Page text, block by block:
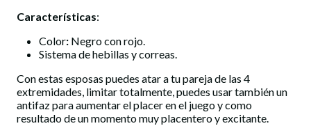
Características:
Color: Negro con rojo.
Sistema de hebillas y correas.
Con estas esposas puedes atar a tu pareja de las 4
extremidades, limitar totalmente, puedes usar también un
antifaz para aumentar el placer en el juego y como
resultado de un momento muy placentero y excitante.